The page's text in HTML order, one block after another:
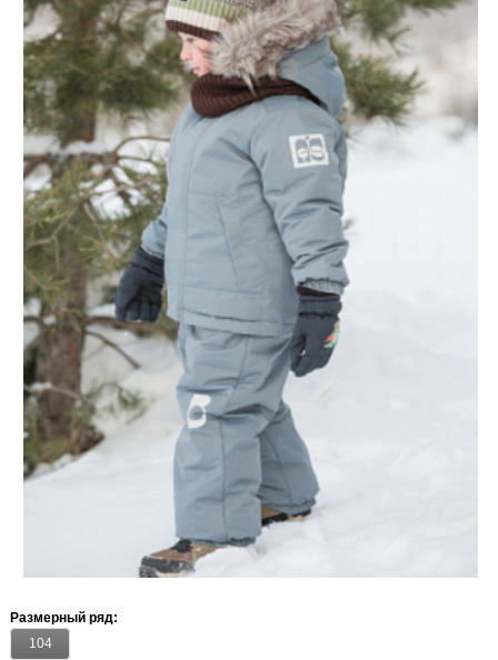
Размерный ряд:
104